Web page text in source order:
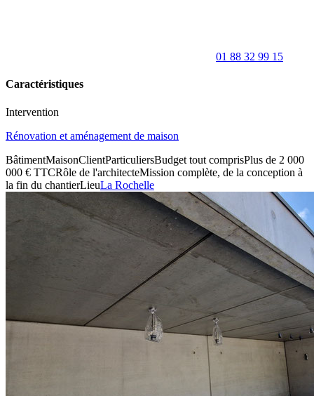
01 88 32 99 15
Caractéristiques
Intervention
Rénovation et aménagement de maison
BâtimentMaisonClientParticuliersBudget tout comprisPlus de 2 000
000 € TTCRôle de l'architecteMission complète, de la conception à
la fin du chantierLieuLa Rochelle